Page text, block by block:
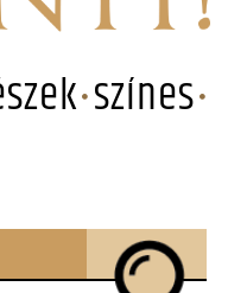
színes